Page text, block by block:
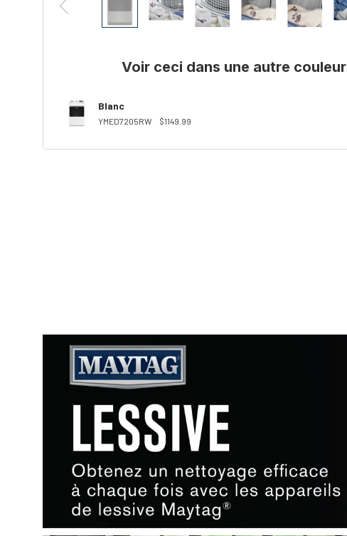
Voir ceci dans une autre couleur
Blanc
YMED7205RW $1149.99